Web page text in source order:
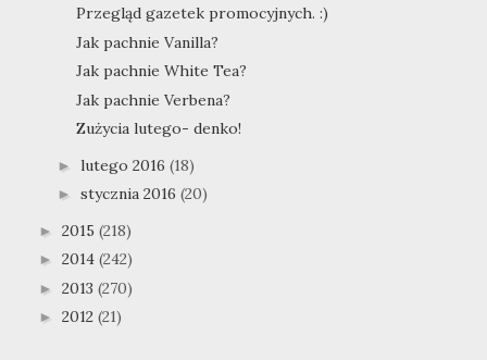
Przegląd gazetek promocyjnych. :)
Jak pachnie Vanilla?
Jak pachnie White Tea?
Jak pachnie Verbena?
Zużycia lutego- denko!
► lutego 2016 (18)
► stycznia 2016 (20)
► 2015 (218)
► 2014 (242)
► 2013 (270)
► 2012 (21)